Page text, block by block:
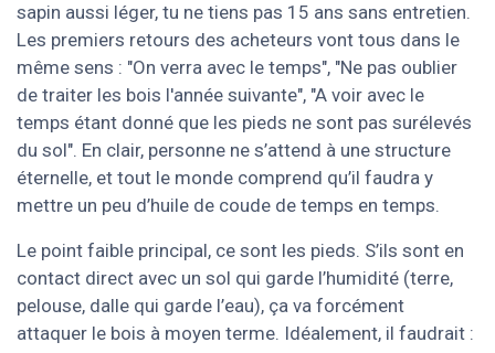
sapin aussi léger, tu ne tiens pas 15 ans sans entretien.
Les premiers retours des acheteurs vont tous dans le
même sens : "On verra avec le temps", "Ne pas oublier
de traiter les bois l'année suivante", "A voir avec le
temps étant donné que les pieds ne sont pas surélevés
du sol". En clair, personne ne s’attend à une structure
éternelle, et tout le monde comprend qu’il faudra y
mettre un peu d’huile de coude de temps en temps.
Le point faible principal, ce sont les pieds. S’ils sont en
contact direct avec un sol qui garde l’humidité (terre,
pelouse, dalle qui garde l’eau), ça va forcément
attaquer le bois à moyen terme. Idéalement, il faudrait :